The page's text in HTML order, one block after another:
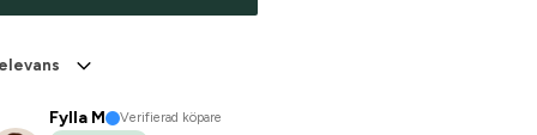
Fylla M
Verifierad köpare